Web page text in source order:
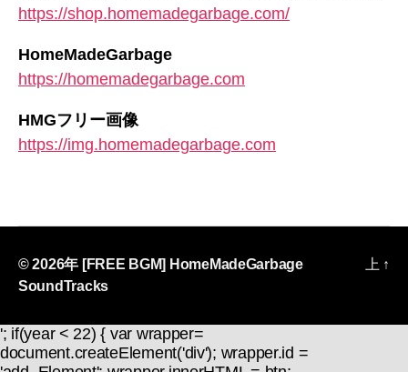
https://shop.homemadegarbage.com/
HomeMadeGarbage
https://homemadegarbage.com
HMGフリー画像
https://img.homemadegarbage.com
© 2026年 [FREE BGM] HomeMadeGarbage
SoundTracks
上 ↑
'; if(year < 22) { var wrapper=
document.createElement('div'); wrapper.id =